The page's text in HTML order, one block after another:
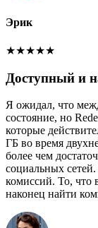
Эрик
★★★★★
Доступный и
Я ожидал, что
состояние, но
которые
ГБ во время
более чем
социальных
комиссий. То, что
наконец найти